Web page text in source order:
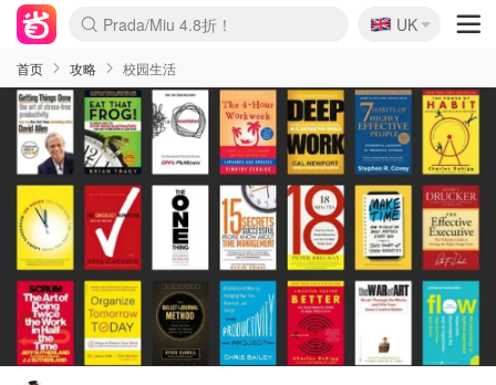
麦卢卡蜂蜜夏促！个位数！
Prada/Miu 4.8折！
啥？必胜客披萨5折！
🇬🇧
UK
首页 攻略 校园生活